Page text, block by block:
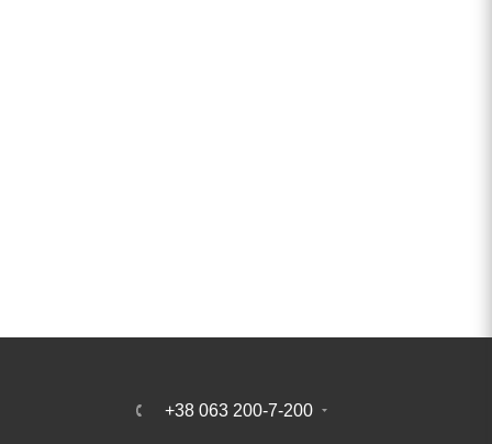
+38 063 200-7-200